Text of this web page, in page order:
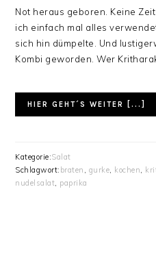
Not heraus geboren. Keine
ich einfach mal alles
sich hin dümpelte. Und
Kombi geworden. Wer
HIER GEHT´S WEITER [...]
Kategorie:Salat
Schlagwort: braten , gurke, kochen,
nudelsalat, paprika